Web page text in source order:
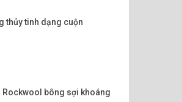
thủy tinh dạng cuộn
Rockwool bông sợi khoáng